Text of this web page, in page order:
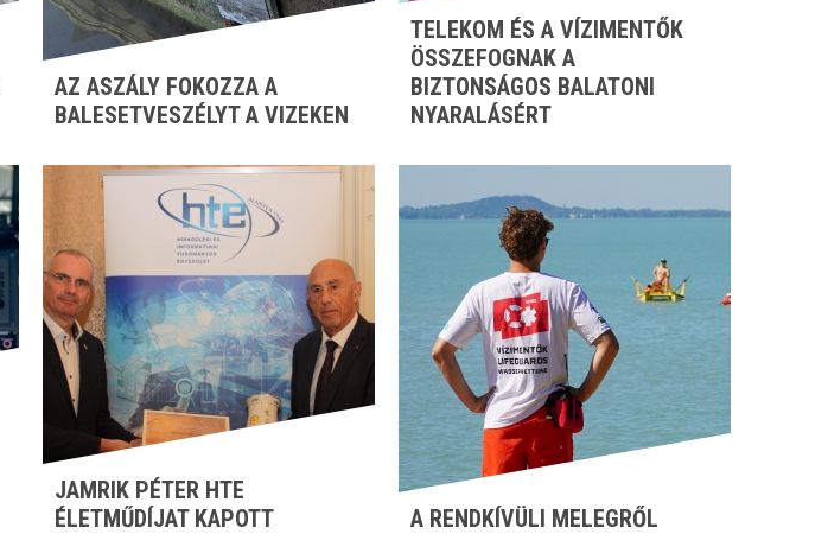
AZ ASZÁLY FOKOZZA A
BALESETVESZÉLYT A VIZEKEN
TELEKOM ÉS A VÍZIMENTŐK
ÖSSZEFOGNAK A
BIZTONSÁGOS BALATONI
NYARALÁSÉRT
JAMRIK PÉTER HTE
ÉLETMŰDÍJAT KAPOTT
A RENDKÍVÜLI MELEGRŐL